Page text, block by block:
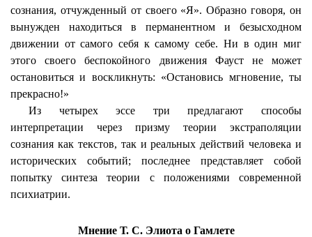
сознания, отчужденный от своего «Я». Образно говоря, он
вынужден находиться в перманентном и безысходном
движении от самого себя к самому себе. Ни в один миг
этого своего беспокойного движения Фауст не может
остановиться и воскликнуть: «Остановись мгновение, ты
прекрасно!»
Из четырех эссе три предлагают способы
интерпретации через призму теории экстраполяции
сознания как текстов, так и реальных действий человека и
исторических событий; последнее представляет собой
попытку синтеза теории с положениями современной
психиатрии.
Мнение Т. С. Элиота о Гамлете